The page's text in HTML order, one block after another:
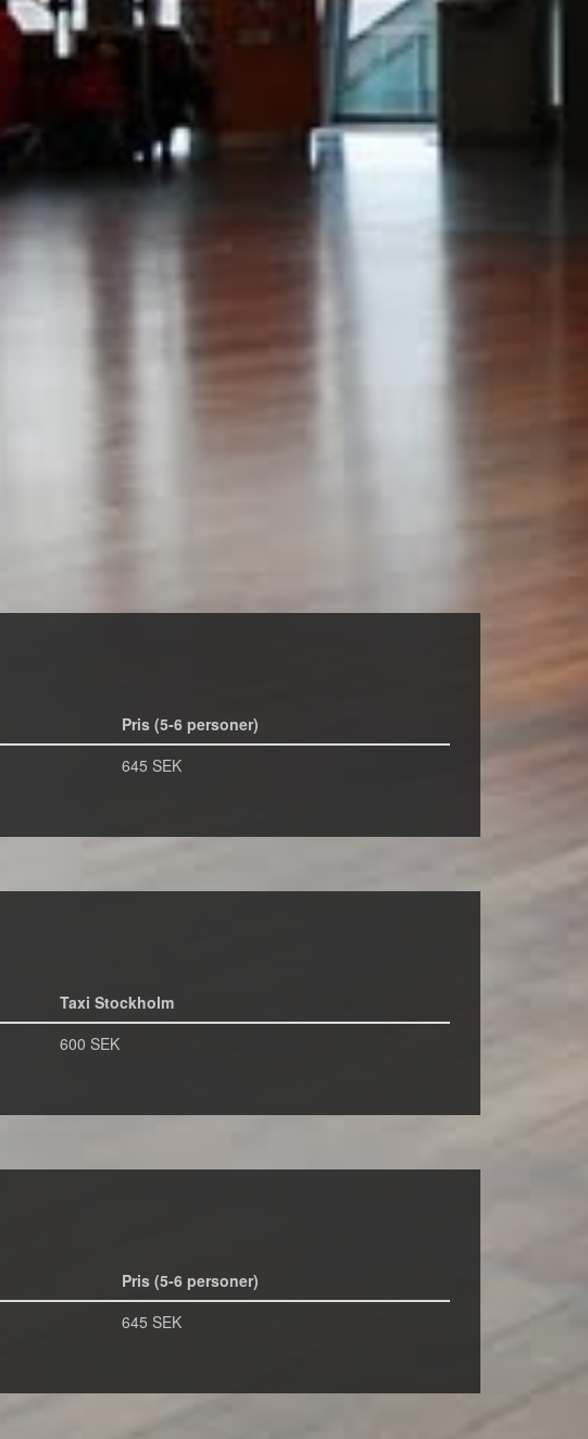
Pris (5-6 personer)
645 SEK
Taxi Stockholm
600 SEK
Pris (5-6 personer)
645 SEK